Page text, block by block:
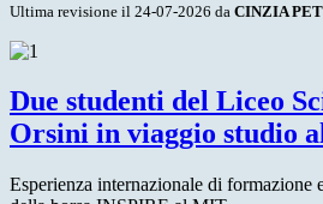
Ultima revisione il 24-07-2026 da CINZIA
Due studenti del Liceo
Orsini in viaggio studio
Esperienza internazionale di